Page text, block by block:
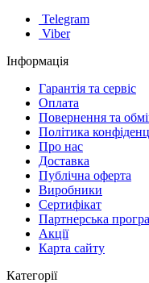
Telegram
Viber
Інформація
Гарантія та сервіс
Оплата
Повернення та
Політика
Про нас
Доставка
Публічна оферта
Виробники
Сертифікат
Партнерська
Акції
Карта сайту
Категорії